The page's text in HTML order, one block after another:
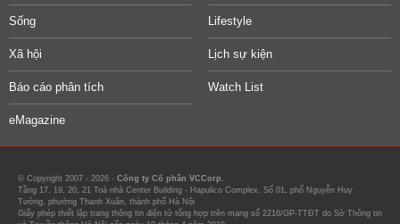
Sống Lifestyle
Xã hội Lịch sự kiện
Báo cáo phân tích Watch List
eMagazine
© Copyright 2007 - 2026 - Công ty Cổ phần VCCorp.
Tầng 17, 19, 20, 21 Toà nhà Center Building - Hapulico Complex, Số 01, phố Nguyễn Huy
Tưởng, phường Thanh Xuân, thành phố Hà Nội
Giấy phép thiết lập trang thông tin điện tử tổng hợp trên mạng số 2216/GP-TTĐT do Sở Thông tin